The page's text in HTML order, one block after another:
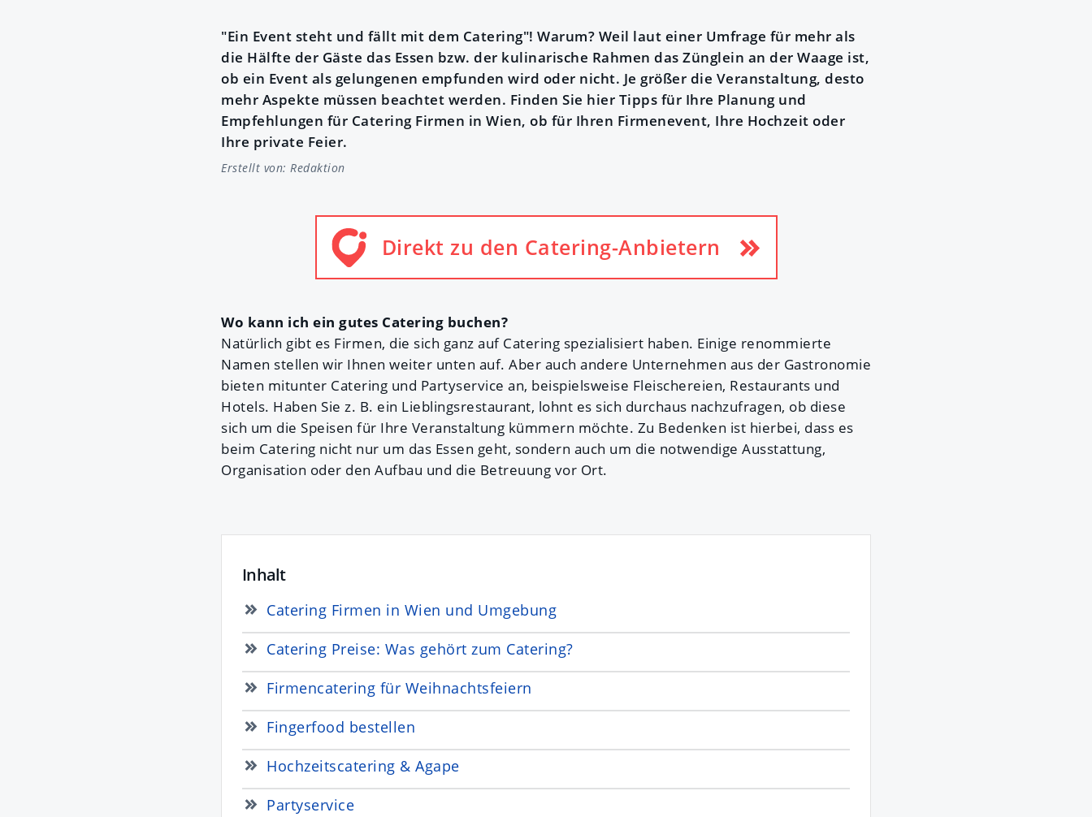
"Ein Event steht und fällt mit dem Catering"! Warum? Weil laut einer Umfrage für mehr als
die Hälfte der Gäste das Essen bzw. der kulinarische Rahmen das Zünglein an der Waage ist,
ob ein Event als gelungenen empfunden wird oder nicht. Je größer die Veranstaltung, desto
mehr Aspekte müssen beachtet werden. Finden Sie hier Tipps für Ihre Planung und
Empfehlungen für Catering Firmen in Wien, ob für Ihren Firmenevent, Ihre Hochzeit oder
Ihre private Feier.
Erstellt von: Redaktion
Direkt zu den Catering-Anbietern
Wo kann ich ein gutes Catering buchen?
Natürlich gibt es Firmen, die sich ganz auf Catering spezialisiert haben. Einige renommierte
Namen stellen wir Ihnen weiter unten auf. Aber auch andere Unternehmen aus der Gastronomie
bieten mitunter Catering und Partyservice an, beispielsweise Fleischereien, Restaurants und
Hotels. Haben Sie z. B. ein Lieblingsrestaurant, lohnt es sich durchaus nachzufragen, ob diese
sich um die Speisen für Ihre Veranstaltung kümmern möchte. Zu Bedenken ist hierbei, dass es
beim Catering nicht nur um das Essen geht, sondern auch um die notwendige Ausstattung,
Organisation oder den Aufbau und die Betreuung vor Ort.
Inhalt
Catering Firmen in Wien und Umgebung
Catering Preise: Was gehört zum Catering?
Firmencatering für Weihnachtsfeiern
Fingerfood bestellen
Hochzeitscatering & Agape
Partyservice